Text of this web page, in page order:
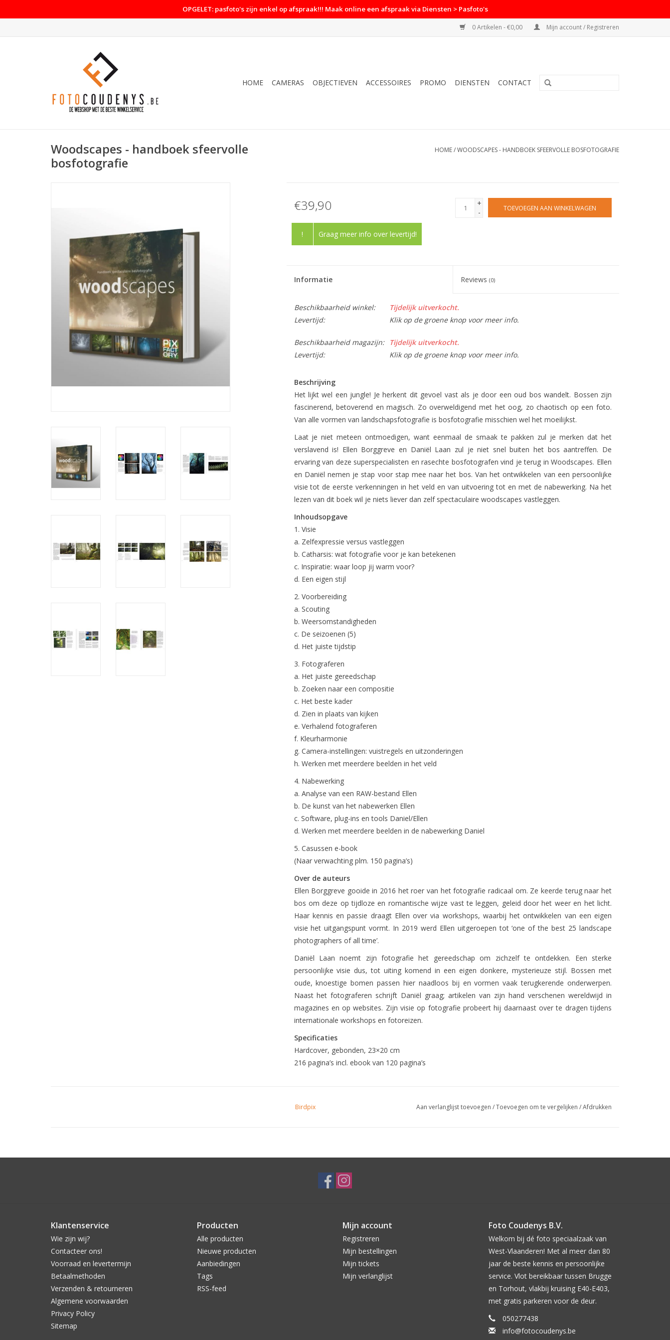
OPGELET: pasfoto's zijn enkel op afspraak!!! Maak online een afspraak via Diensten > Pasfoto's
0 Artikelen - €0,00 Mijn account / Registreren
HOME CAMERAS OBJECTIEVEN ACCESSOIRES PROMO DIENSTEN CONTACT
Woodscapes - handboek sfeervolle
bosfotografie
HOME/WOODSCAPES - HANDBOEK SFEERVOLLE BOSFOTOGRAFIE
€39,90
+
-
TOEVOEGEN AAN WINKELWAGEN
! Graag meer info over levertijd!
Informatie Reviews(0)
Beschikbaarheid winkel:
Tijdelijk uitverkocht.
Levertijd:
Klik op de groene knop voor meer info.
Beschikbaarheid magazijn:
Tijdelijk uitverkocht.
Levertijd:
Klik op de groene knop voor meer info.
Beschrijving
Het lijkt wel een jungle! Je herkent dit gevoel vast als je door een oud bos wandelt. Bossen zijn
fascinerend, betoverend en magisch. Zo overweldigend met het oog, zo chaotisch op een foto.
Van alle vormen van landschapsfotografie is bosfotografie misschien wel het moeilijkst.
Laat je niet meteen ontmoedigen, want eenmaal de smaak te pakken zul je merken dat het
verslavend is! Ellen Borggreve en Daniël Laan zul je niet snel buiten het bos aantreffen. De
ervaring van deze superspecialisten en rasechte bosfotografen vind je terug in Woodscapes. Ellen
en Daniël nemen je stap voor stap mee naar het bos. Van het ontwikkelen van een persoonlijke
visie tot de eerste verkenningen in het veld en van uitvoering tot en met de nabewerking. Na het
lezen van dit boek wil je niets liever dan zelf spectaculaire woodscapes vastleggen.
Inhoudsopgave
1. Visie
a. Zelfexpressie versus vastleggen
b. Catharsis: wat fotografie voor je kan betekenen
c. Inspiratie: waar loop jij warm voor?
d. Een eigen stijl
2. Voorbereiding
a. Scouting
b. Weersomstandigheden
c. De seizoenen (5)
d. Het juiste tijdstip
3. Fotograferen
a. Het juiste gereedschap
b. Zoeken naar een compositie
c. Het beste kader
d. Zien in plaats van kijken
e. Verhalend fotograferen
f. Kleurharmonie
g. Camera-instellingen: vuistregels en uitzonderingen
h. Werken met meerdere beelden in het veld
4. Nabewerking
a. Analyse van een RAW-bestand Ellen
b. De kunst van het nabewerken Ellen
c. Software, plug-ins en tools Daniel/Ellen
d. Werken met meerdere beelden in de nabewerking Daniel
5. Casussen e-book
(Naar verwachting plm. 150 pagina’s)
Over de auteurs
Ellen Borggreve gooide in 2016 het roer van het fotografie radicaal om. Ze keerde terug naar het
bos om deze op tijdloze en romantische wijze vast te leggen, geleid door het weer en het licht.
Haar kennis en passie draagt Ellen over via workshops, waarbij het ontwikkelen van een eigen
visie het uitgangspunt vormt. In 2019 werd Ellen uitgeroepen tot ‘one of the best 25 landscape
photographers of all time’.
Daniël Laan noemt zijn fotografie het gereedschap om zichzelf te ontdekken. Een sterke
persoonlijke visie dus, tot uiting komend in een eigen donkere, mysterieuze stijl. Bossen met
oude, knoestige bomen passen hier naadloos bij en vormen vaak terugkerende onderwerpen.
Naast het fotograferen schrijft Daniël graag; artikelen van zijn hand verschenen wereldwijd in
magazines en op websites. Zijn visie op fotografie probeert hij daarnaast over te dragen tijdens
internationale workshops en fotoreizen.
Specificaties
Hardcover, gebonden, 23×20 cm
216 pagina’s incl. ebook van 120 pagina’s
Birdpix Aan verlanglijst toevoegen /Toevoegen om te vergelijken /Afdrukken
Klantenservice
Wie zijn wij?
Contacteer ons!
Voorraad en levertermijn
Betaalmethoden
Verzenden & retourneren
Algemene voorwaarden
Privacy Policy
Sitemap
Producten
Alle producten
Nieuwe producten
Aanbiedingen
Tags
RSS-feed
Mijn account
Registreren
Mijn bestellingen
Mijn tickets
Mijn verlanglijst
Foto Coudenys B.V.
Welkom bij dé foto speciaalzaak van
West-Vlaanderen! Met al meer dan 80
jaar de beste kennis en persoonlijke
service. Vlot bereikbaar tussen Brugge
en Torhout, vlakbij kruising E40-E403,
met gratis parkeren voor de deur.
050277438
info@fotocoudenys.be